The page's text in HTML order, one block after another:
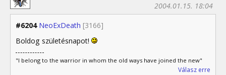
#6204 NeoExDeath [3166]
2004.01.15. 18:04
Boldog születésnapot!
"I belong to the warrior in whom the old ways have joined the new"
Válasz erre